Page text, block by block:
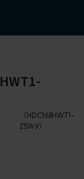
（HDC168HWT1-
Z5W9）